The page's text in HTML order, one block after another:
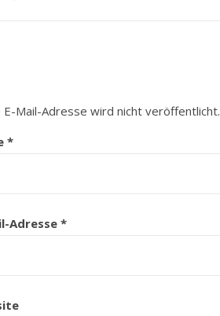
E-Mail-Adresse wird nicht veröffentlicht.
*
Adresse*